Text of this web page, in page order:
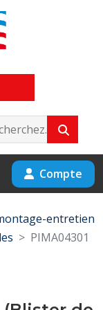
Compte
entretien
PIMA04301